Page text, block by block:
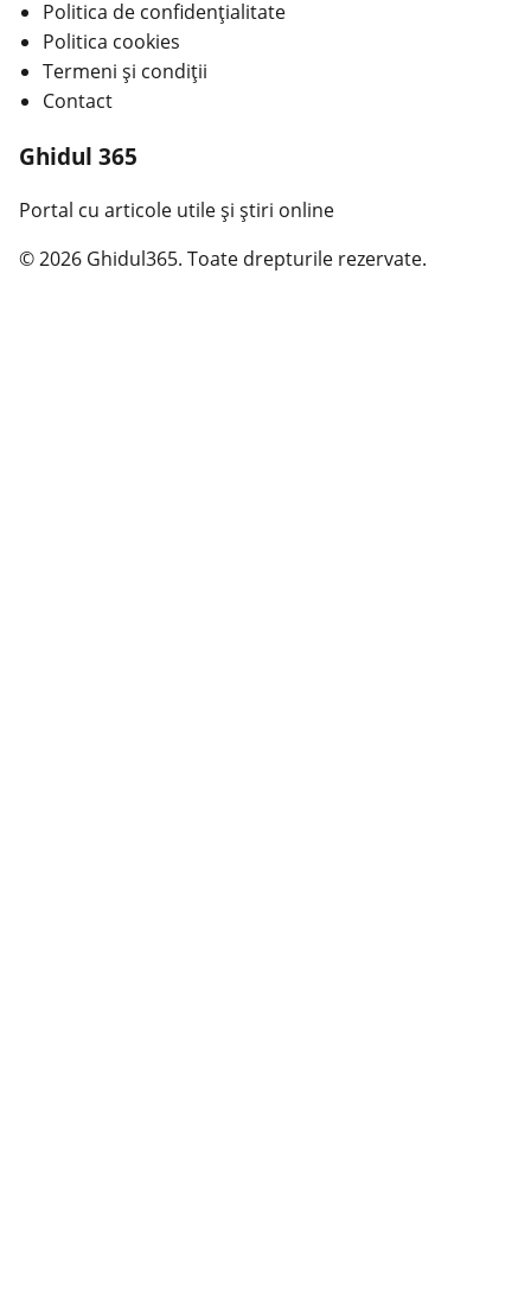
Politica de confidențialitate
Politica cookies
Termeni și condiții
Contact
Ghidul 365
Portal cu articole utile și știri online
© 2026 Ghidul365. Toate drepturile rezervate.